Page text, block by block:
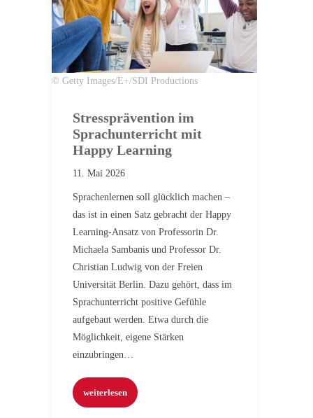
© Getty Images/E+/SDI Productions
Stressprävention im
Sprachunterricht mit
Happy Learning
11. Mai 2026
Sprachenlernen soll glücklich machen –
das ist in einen Satz gebracht der Happy
Learning-Ansatz von Professorin Dr.
Michaela Sambanis und Professor Dr.
Christian Ludwig von der Freien
Universität Berlin. Dazu gehört, dass im
Sprachunterricht positive Gefühle
aufgebaut werden. Etwa durch die
Möglichkeit, eigene Stärken
einzubringen…
weiterlesen